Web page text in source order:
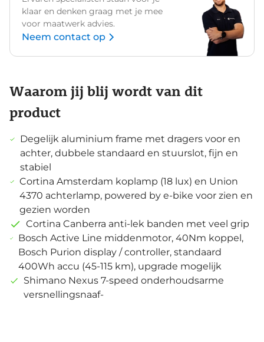
klaar en denken graag met je mee
voor maatwerk advies.
Neem contact op
Waarom jij blij wordt van dit
product
Degelijk aluminium frame met dragers voor en
achter, dubbele standaard en stuurslot, fijn en
stabiel
Cortina Amsterdam koplamp (18 lux) en Union
4370 achterlamp, powered by e-bike voor zien en
gezien worden
Cortina Canberra anti-lek banden met veel grip
Bosch Active Line middenmotor, 40Nm koppel,
Bosch Purion display / controller, standaard
400Wh accu (45-115 km), upgrade mogelijk
Shimano Nexus 7-speed onderhoudsarme
versnellingsnaaf-